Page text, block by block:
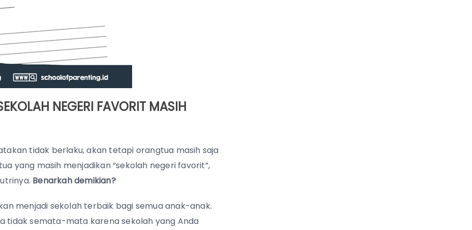
NEGERI FAVORIT MASIH
tidak berlaku, akan tetapi orangtua masih saja
yang masih menjadikan “sekolah negeri favorit”,
Benarkah demikian?
menjadi sekolah terbaik bagi semua anak-anak.
tidak semata-mata karena sekolah yang Anda